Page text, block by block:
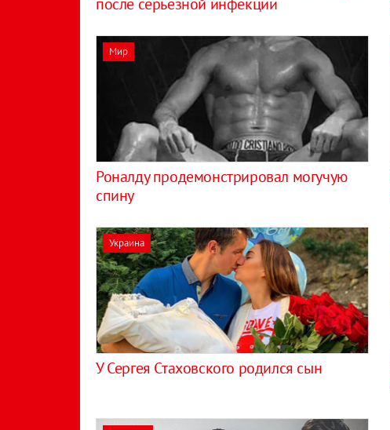
Мир
Роналду продемонстрировал могучую
спину
Украина
У Сергея Стаховского родился сын